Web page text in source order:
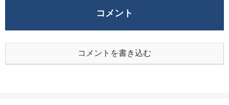
コメント
コメントを書き込む